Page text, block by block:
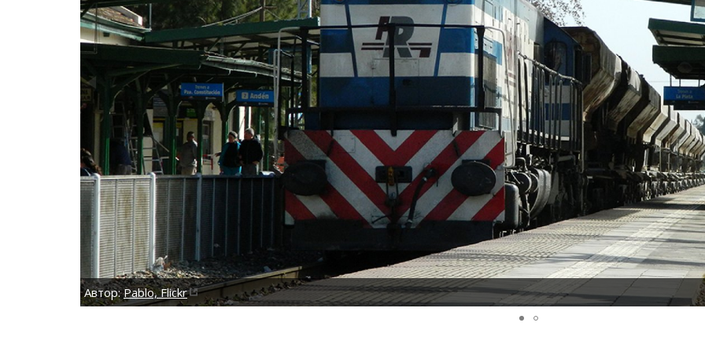
Автор:Pablo, Flickr